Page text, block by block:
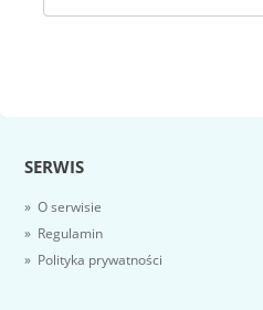
SERWIS
» O serwisie
» Regulamin
» Polityka prywatności